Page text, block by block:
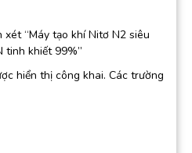
“Máy tạo khí Nitơ N2 siêu
tinh khiết 99%”
hiển thị công khai. Các trường